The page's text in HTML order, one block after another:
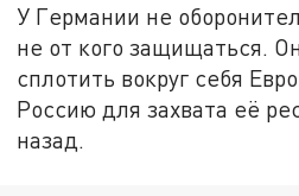
У Германии не
не от кого защищаться.
сплотить вокруг себя
Россию для захвата её
назад.